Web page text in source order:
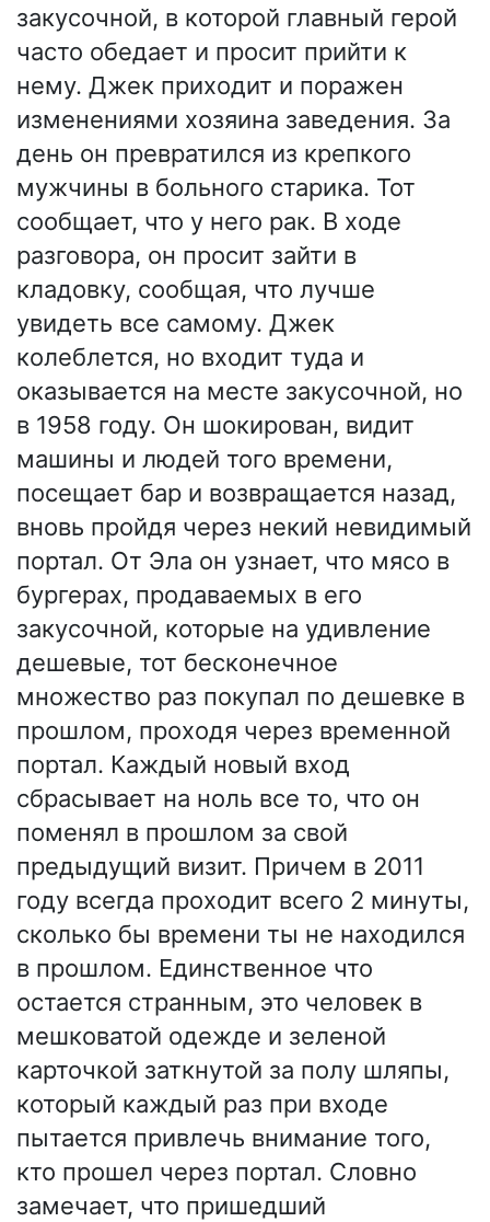
закусочной, в которой главный герой
часто обедает и просит прийти к
нему. Джек приходит и поражен
изменениями хозяина заведения. За
день он превратился из крепкого
мужчины в больного старика. Тот
сообщает, что у него рак. В ходе
разговора, он просит зайти в
кладовку, сообщая, что лучше
увидеть все самому. Джек
колеблется, но входит туда и
оказывается на месте закусочной, но
в 1958 году. Он шокирован, видит
машины и людей того времени,
посещает бар и возвращается назад,
вновь пройдя через некий невидимый
портал. От Эла он узнает, что мясо в
бургерах, продаваемых в его
закусочной, которые на удивление
дешевые, тот бесконечное
множество раз покупал по дешевке в
прошлом, проходя через временной
портал. Каждый новый вход
сбрасывает на ноль все то, что он
поменял в прошлом за свой
предыдущий визит. Причем в 2011
году всегда проходит всего 2 минуты,
сколько бы времени ты не находился
в прошлом. Единственное что
остается странным, это человек в
мешковатой одежде и зеленой
карточкой заткнутой за полу шляпы,
который каждый раз при входе
пытается привлечь внимание того,
кто прошел через портал. Словно
замечает, что пришедший